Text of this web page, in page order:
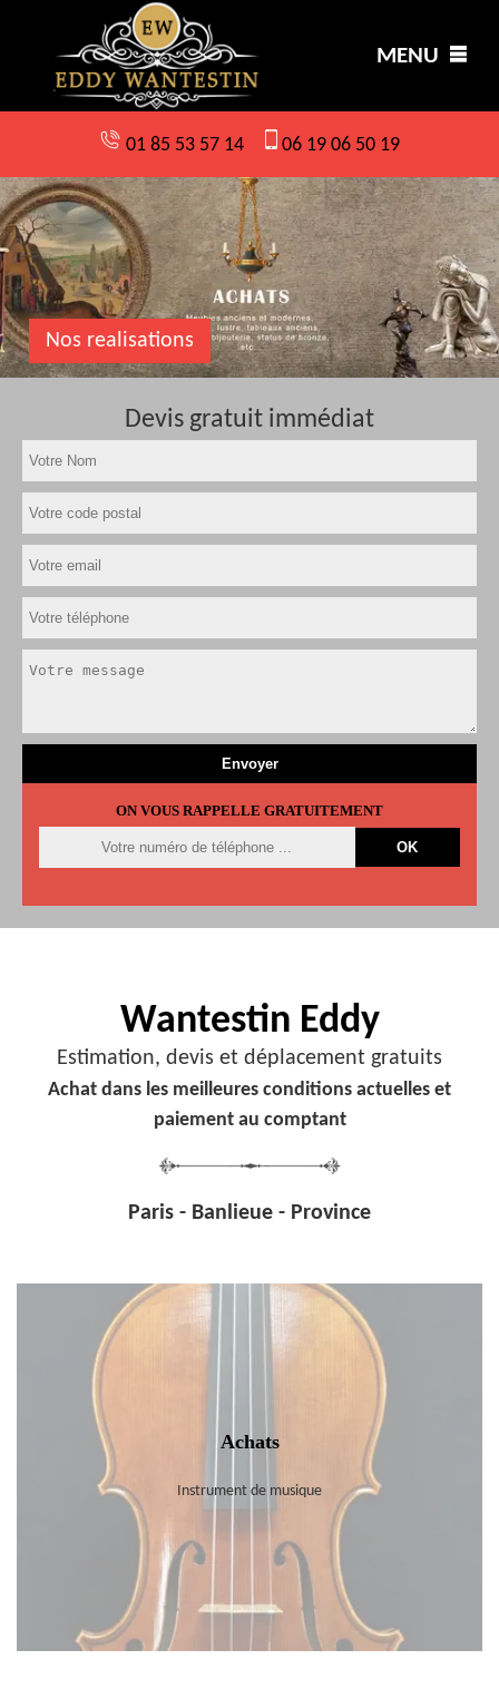
MENU
01 85 53 57 14 06 19 06 50 19
Nos realisations
Devis gratuit immédiat
ON VOUS RAPPELLE GRATUITEMENT
Wantestin Eddy
Estimation, devis et déplacement gratuits
Achat dans les meilleures conditions actuelles et
paiement au comptant
Paris - Banlieue - Province
Achats
Instrument de musique